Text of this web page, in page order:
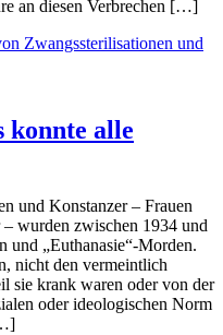
an diesen Verbrechen […]
Zwangssterilisationen und
konnte alle
und Konstanzer – Frauen
wurden zwischen 1934 und
und „Euthanasie“-Morden.
nicht den vermeintlich
sie krank waren oder von der
oder ideologischen Norm